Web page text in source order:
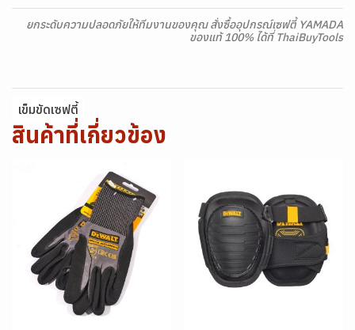
ยกระดับความปลอดภัยให้ทีมงานของคุณ สั่งซื้ออุปกรณ์เซฟตี้ YAMADA
ของแท้ 100% ได้ที่ ThaiBuyTools
เข็มขัดเซฟตี้
สินค้าที่เกี่ยวข้อง